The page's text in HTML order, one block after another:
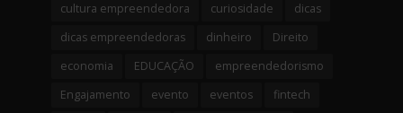
cultura empreendedora
curiosidade
dicas
dicas empreendedoras
dinheiro
Direito
economia
EDUCAÇÃO
empreendedorismo
Engajamento
evento eventos fintech